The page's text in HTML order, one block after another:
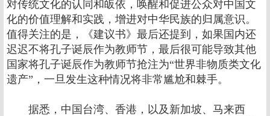
对传统文化的认同和皈依，唤醒和促进公众对中国文
化的价值理解和实践，增进对中华民族的归属意识。
值得关注的是，《建议书》最后还提到，如果国内还
迟迟不将孔子诞辰作为教师节，最后很可能导致其他
国家将孔子诞辰作为教师节抢注为“世界非物质类文化
遗产”，一旦发生这种情况将非常尴尬和棘手。
据悉，中国台湾、香港，以及新加坡、马来西